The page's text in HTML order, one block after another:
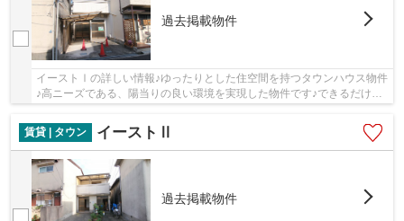
過去掲載物件
イーストⅠの詳しい情報♪ゆったりとした住空間を持つタウンハウス物件
♪高ニーズである、陽当りの良い環境を実現した物件です♪できるだけ早
賃貸 | タウン
イーストⅡ
過去掲載物件